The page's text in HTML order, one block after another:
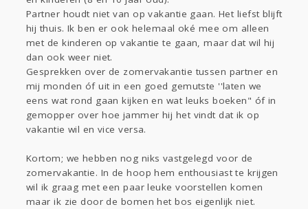
Sport
Contact Viva zoekt
Aangeboden
Gevraagd
Horen Doen
Zien
Lezen
Partner houdt niet van op vakantie gaan. Het liefst blijft
hij thuis. Ik ben er ook helemaal oké mee om alleen
met de kinderen op vakantie te gaan, maar dat wil hij
dan ook weer niet.
Gesprekken over de zomervakantie tussen partner en
mij monden óf uit in een goed gemutste ''laten we
eens wat rond gaan kijken en wat leuks boeken" óf in
gemopper over hoe jammer hij het vindt dat ik op
vakantie wil en vice versa.
Kortom; we hebben nog niks vastgelegd voor de
zomervakantie. In de hoop hem enthousiast te krijgen
wil ik graag met een paar leuke voorstellen komen
maar ik zie door de bomen het bos eigenlijk niet.